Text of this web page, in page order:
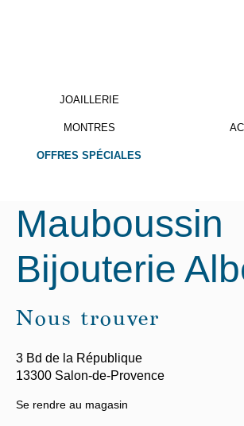
JOAILLERIE
MONTRES
OFFRES SPÉCIALES
Mauboussin
Bijouterie
Nous trouver
3 Bd de la République
13300 Salon-de-Provence
Se rendre au magasin